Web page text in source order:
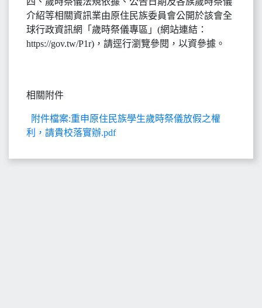
介紹等相關資訊業由原住民族委員會公開於該會全
球行政資訊網「歲時祭儀專區」(網站連結：
https://gov.tw/P1r)，請逕行瀏覽參閱，以資參據。
相關附件
附件檔案:重申原住民族學生歲時祭儀放假之權
利，請貴校落實辦.pdf